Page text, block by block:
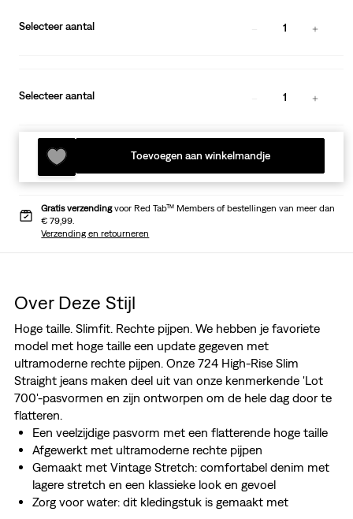
Selecteer aantal 1
Selecteer aantal 1
Toevoegen aan winkelmandje
Gratis verzendingvoor Red Tab™ Members of bestellingen van meer dan
€ 79,99.
Verzending en retourneren
Over Deze Stijl
Hoge taille. Slimfit. Rechte pijpen. We hebben je favoriete
model met hoge taille een update gegeven met
ultramoderne rechte pijpen. Onze 724 High-Rise Slim
Straight jeans maken deel uit van onze kenmerkende 'Lot
700'-pasvormen en zijn ontworpen om de hele dag door te
flatteren.
Een veelzijdige pasvorm met een flatterende hoge taille
Afgewerkt met ultramoderne rechte pijpen
Gemaakt met Vintage Stretch: comfortabel denim met
lagere stretch en een klassieke look en gevoel
Zorg voor water: dit kledingstuk is gemaakt met